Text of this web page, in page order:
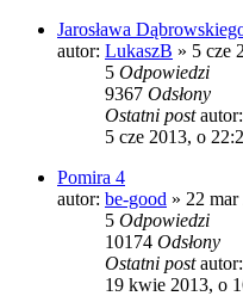
Jarosława
autor: LukaszB » 5 cze
5 Odpowiedzi
9367 Odsłony
Ostatni postautor:
5 cze 2013, o
Pomira 4
autor: be-good » 22 mar
5 Odpowiedzi
10174 Odsłony
Ostatni postautor:
19 kwie 2013, o